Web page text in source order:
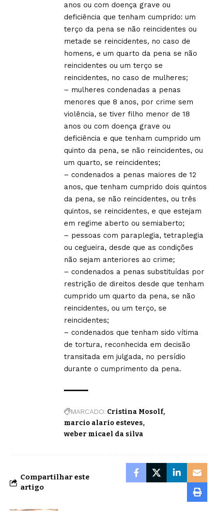
anos ou com doença grave ou
deficiência que tenham cumprido: um
terço da pena se não reincidentes ou
metade se reincidentes, no caso de
homens, e um quarto da pena se não
reincidentes ou um terço se
reincidentes, no caso de mulheres;
– mulheres condenadas a penas
menores que 8 anos, por crime sem
violência, se tiver filho menor de 18
anos ou com doença grave ou
deficiência e que tenham cumprido um
quinto da pena, se não reincidentes, ou
um quarto, se reincidentes;
– condenados a penas maiores de 12
anos, que tenham cumprido dois quintos
da pena, se não reincidentes, ou três
quintos, se reincidentes, e que estejam
em regime aberto ou semiaberto;
– pessoas com paraplegia, tetraplegia
ou cegueira, desde que as condições
não sejam anteriores ao crime;
– condenados a penas substituídas por
restrição de direitos desde que tenham
cumprido um quarto da pena, se não
reincidentes, ou um terço, se
reincidentes;
– condenados que tenham sido vítima
de tortura, reconhecida em decisão
transitada em julgada, no persídio
durante o cumprimento da pena.
MARCADO: Cristina Mosolf
marcio alario esteves
weber micael da silva
Compartilhar este
artigo